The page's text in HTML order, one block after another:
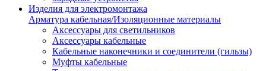
Изделия для электромонтажа
Арматура кабельная/Изоляционные материалы
Аксессуары для светильников
Аксессуары кабельные
Кабельные наконечники и соединители (гильзы)
Муфты кабельные